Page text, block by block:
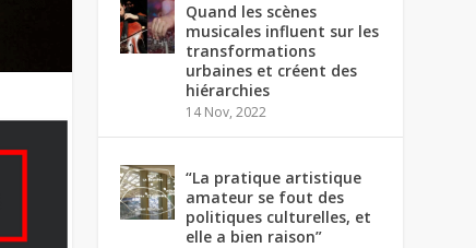
Quand les scènes
musicales influent sur les
transformations
urbaines et créent des
hiérarchies
14 Nov, 2022
“La pratique artistique
amateur se fout des
politiques culturelles, et
elle a bien raison”